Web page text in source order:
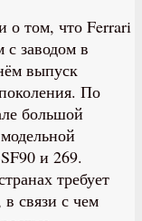
о том, что Ferrari
с заводом в
выпуск
По
большой
и 269.
требует
связи с чем